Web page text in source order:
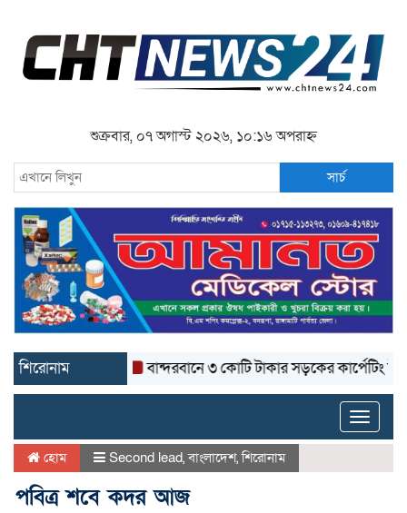
শুক্রবার, ০৭ অগাস্ট ২০২৬, ১০:১৬ অপরাহ্ন
সার্চ
শিরোনাম বান্দরবানে ৩ কোটি টাকার সড়কের কার্পেটিং উঠে
Toggle
হোম Second lead,বাংলাদেশ,শিরোনাম
পবিত্র শবে কদর আজ